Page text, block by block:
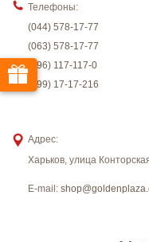
Телефоны:
(044) 578-17-77
(063) 578-17-77
(096) 117-117-0
(099) 17-17-216
Адрес:
Харьков, улица
E-mail: